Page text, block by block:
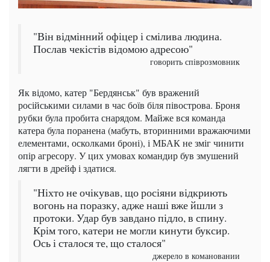
"Він відмінний офіцер і смілива людина.
Послав чекістів відомою адресою"
говорить співрозмовник
Як відомо, катер "Бердянськ" був вражений
російськими силами в час боїв біля півострова. Броня
рубки була пробита снарядом. Майже вся команда
катера була поранена (мабуть, вторинними вражаючими
елементами, осколками броні), і МБАК не зміг чинити
опір агресору. У цих умовах командир був змушений
лягти в дрейф і здатися.
"Ніхто не очікував, що росіяни відкриють
вогонь на поразку, адже наші вже йшли з
протоки. Удар був завдано підло, в спину.
Крім того, катери не могли кинути буксир.
Ось і сталося те, що сталося"
джерело в комановании